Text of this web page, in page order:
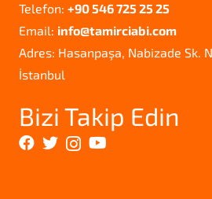
Telefon: +90 546 725 25 25
Email: info@tamirciabi.com
Adres: Hasanpaşa, Nabizade Sk.
İstanbul
Bizi Takip Edin